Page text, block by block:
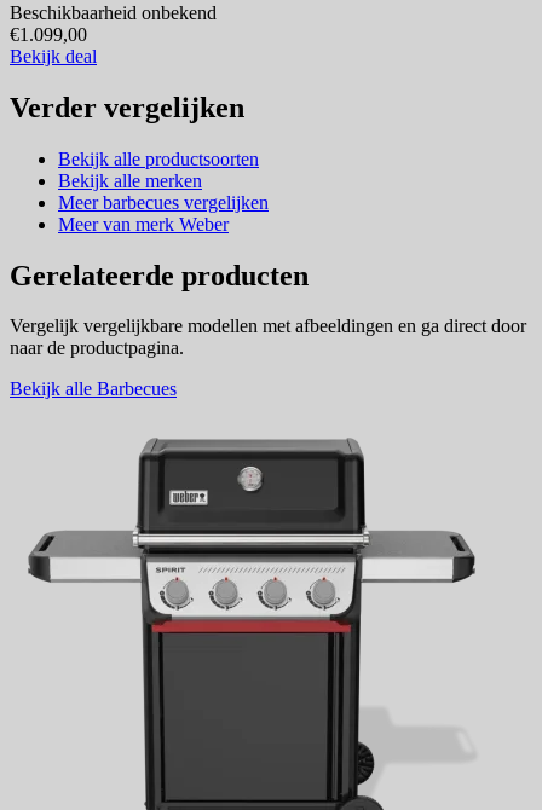
Beschikbaarheid onbekend
€1.099,00
Bekijk deal
Verder vergelijken
Bekijk alle productsoorten
Bekijk alle merken
Meer barbecues vergelijken
Meer van merk Weber
Gerelateerde producten
Vergelijk vergelijkbare modellen met afbeeldingen en ga direct door
naar de productpagina.
Bekijk alle Barbecues